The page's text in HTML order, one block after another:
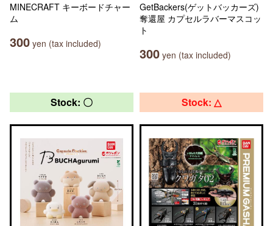
MINECRAFT キーボードチャー
ム
300 yen (tax included)
GetBackers(ゲットバッカーズ)
奪還屋 カプセルラバーマスコッ
ト
300 yen (tax included)
Stock: 〇 Stock: △